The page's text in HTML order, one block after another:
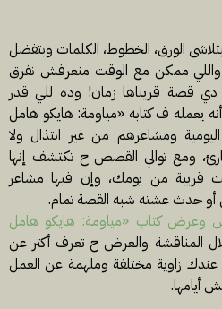
الورق، الخطوط، الكلمات وبتفضل
واللي ممكن مع الوقت منعرفش نفرق
دي قصة قريناها زمان! وده للي قدر
يعمله ف كتابه «مياومة: هايكو هامل
ومشاعرهم من غير ابتذال ولا
ومع توالي القصص ح تكتشف إنها
قريبة من يومك، وإن فيها مشاعر
أو حدث عشته شبه القصة تمام.
وعرض كتاب «مياومة: هايكو هامل
المناقشة والعرض ح تعرف أكتر عن
عندك زاوية مختلفة وملهمة عن العمل
أيامها.